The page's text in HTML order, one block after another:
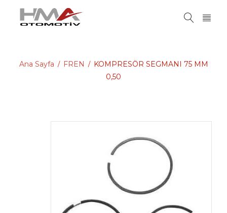
Ana Sayfa / FREN / KOMPRESÖR SEGMANI 75 MM
0,50